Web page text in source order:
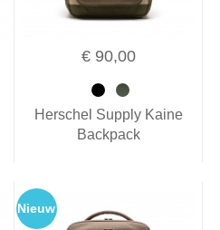
€ 90,00
Herschel Supply Kaine
Backpack
Nieuw